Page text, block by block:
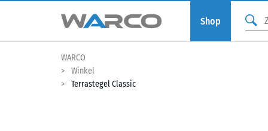
Shop
WARCO
Winkel
Terrastegel Classic